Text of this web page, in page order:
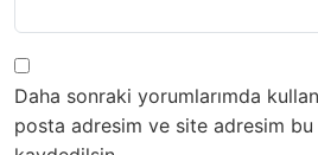
Daha sonraki yorumlarımda
posta adresim ve site adresim bu